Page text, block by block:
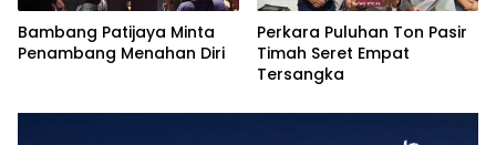
Bambang Patijaya Minta
Penambang Menahan Diri
Perkara Puluhan Ton Pasir
Timah Seret Empat
Tersangka